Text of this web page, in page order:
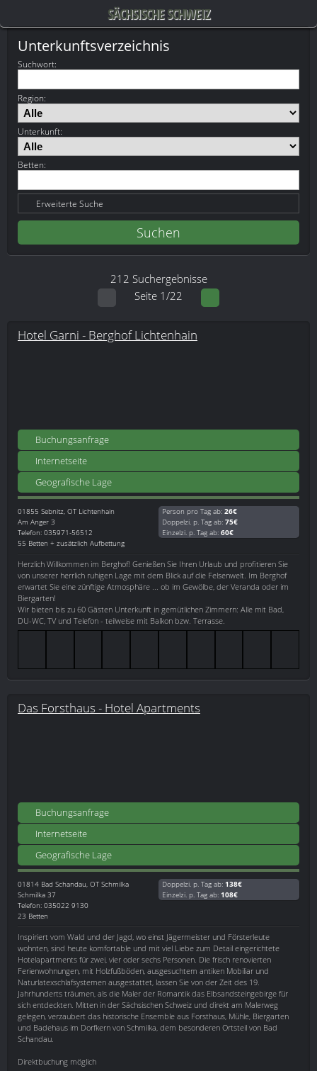
SÄCHSISCHE SCHWEIZ
Unterkunftsverzeichnis
Suchwort:
Region:
Unterkunft:
Betten:
Erweiterte Suche
212 Suchergebnisse
Seite 1/22
Hotel Garni - Berghof Lichtenhain
Buchungsanfrage
Internetseite
Geografische Lage
01855 Sebnitz, OT Lichtenhain
Am Anger 3
Telefon: 035971-56512
55 Betten + zusätzlich Aufbettung
Person pro Tag ab: 26€
Doppelzi. p. Tag ab: 75€
Einzelzi. p. Tag ab: 60€
Herzlich Willkommen im Berghof! Genießen Sie Ihren Urlaub und profitieren Sie
von unserer herrlich ruhigen Lage mit dem Blick auf die Felsenwelt. Im Berghof
erwartet Sie eine zünftige Atmosphäre ... ob im Gewölbe, der Veranda oder im
Biergarten!
Wir bieten bis zu 60 Gästen Unterkunft in gemütlichen Zimmern: Alle mit Bad,
DU-WC, TV und Telefon - teilweise mit Balkon bzw. Terrasse.
Das Forsthaus - Hotel Apartments
Buchungsanfrage
Internetseite
Geografische Lage
01814 Bad Schandau, OT Schmilka
Schmilka 37
Telefon: 035022 9130
23 Betten
Doppelzi. p. Tag ab: 138€
Einzelzi. p. Tag ab: 108€
Inspiriert vom Wald und der Jagd, wo einst Jägermeister und Försterleute
wohnten, sind heute komfortable und mit viel Liebe zum Detail eingerichtete
Hotelapartments für zwei, vier oder sechs Personen. Die frisch renovierten
Ferienwohnungen, mit Holzfußböden, ausgesuchtem antiken Mobiliar und
Naturlatexschlafsystemen ausgestattet, lassen Sie von der Zeit des 19.
Jahrhunderts träumen, als die Maler der Romantik das Elbsandsteingebirge für
sich entdeckten. Mitten in der Sächsischen Schweiz und direkt am Malerweg
gelegen, verzaubert das historische Ensemble aus Forsthaus, Mühle, Biergarten
und Badehaus im Dorfkern von Schmilka, dem besonderen Ortsteil von Bad
Schandau.
Direktbuchung möglich